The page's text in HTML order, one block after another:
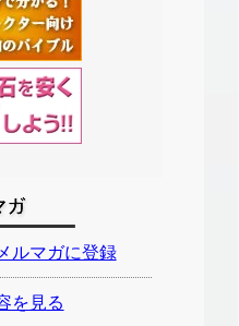
ルマガに登録
を見る